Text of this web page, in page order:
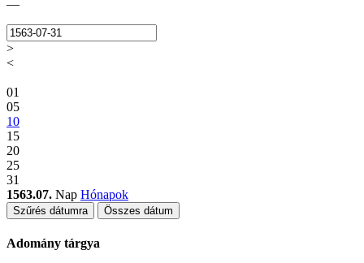
—
>
<
01
05
10
15
20
25
31
1563.07. Nap Hónapok
Szűrés dátumra Összes dátum
Adomány tárgya